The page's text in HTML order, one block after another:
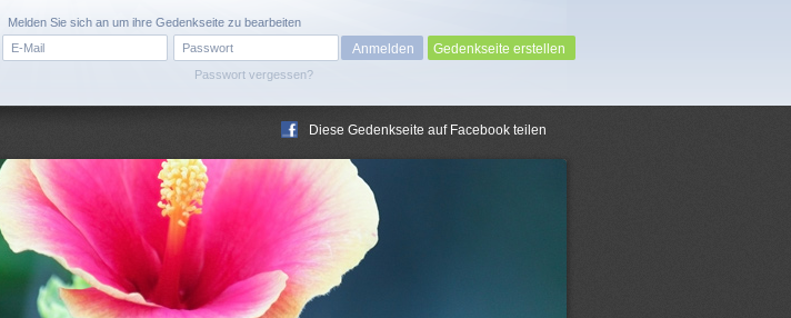
Passwort vergessen?
Melden Sie sich an um ihre Gedenkseite zu bearbeiten
Gedenkseite erstellen
Diese Gedenkseite auf Facebook teilen